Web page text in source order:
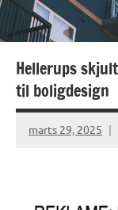
Hellerups
til boligdesign
marts 29, 2025